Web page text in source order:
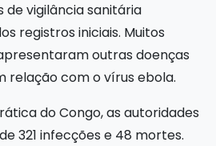
de vigilância sanitária
registros iniciais. Muitos
outras doenças
relação com o vírus ebola.
do Congo, as autoridades
321 infecções e 48 mortes.